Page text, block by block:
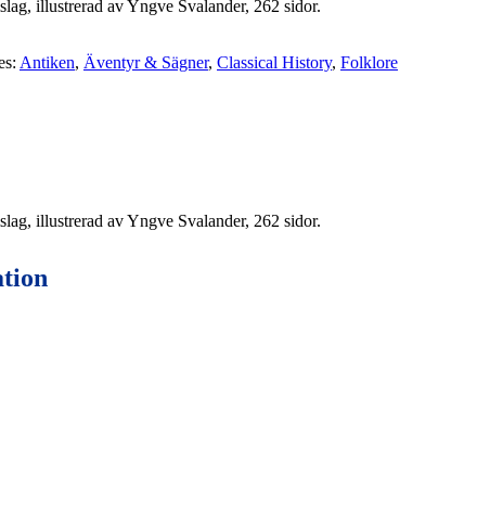
illustrerad av Yngve Svalander, 262 sidor.
Antiken, Äventyr & Sägner, Classical History, Folklore
illustrerad av Yngve Svalander, 262 sidor.